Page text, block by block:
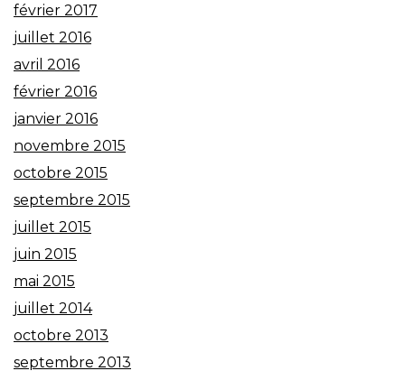
février 2017
juillet 2016
avril 2016
février 2016
janvier 2016
novembre 2015
octobre 2015
septembre 2015
juillet 2015
juin 2015
mai 2015
juillet 2014
octobre 2013
septembre 2013